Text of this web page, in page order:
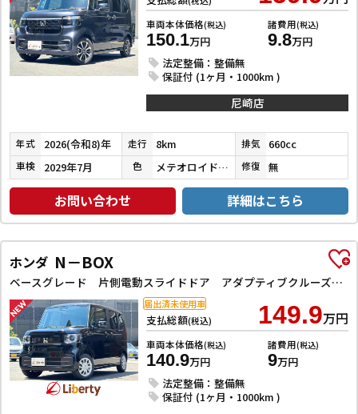
車両本体価格(税込)
150.1万円
諸費用(税込)
9.8万円
法定整備：整備無
保証付 (1ヶ月・1000km )
尼崎店
年式 2026(令和8)年 走行 8km 排気 660cc
車検 2029年7月 色 メテオロイドグレーメタリック 修復 無
お問い合わせ 詳細はこちら
ホンダ N－BOX
ベースグレード 片側電動スライドドア アダプティブクルーズコントロール LEDヘッドライト クリアランスソナー スマートキー アイドリングストップ CVT ESC チップアップシート エアコン パワーウィンドウ
支払総額(税込) 149.9万円
車両本体価格(税込)
140.9万円
諸費用(税込)
9万円
法定整備：整備無
保証付 (1ヶ月・1000km )
届出済未使用車